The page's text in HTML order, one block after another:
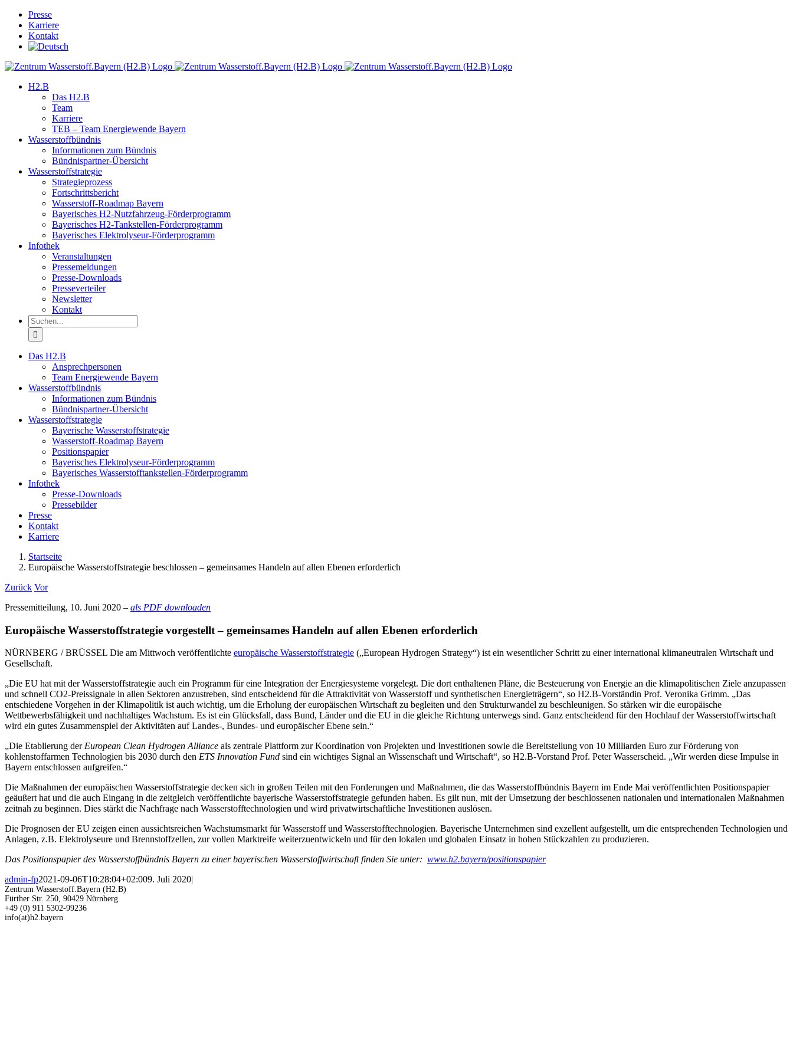
Skip
content
Presse
Karriere
Kontakt
H2.B
Das H2.B
Team
Karriere
TEB – Team Energiewende Bayern
Wasserstoffbündnis
Informationen zum Bündnis
Bündnispartner-Übersicht
Wasserstoffstrategie
Strategieprozess
Fortschrittsbericht
Wasserstoff-Roadmap Bayern
Bayerisches H2-Nutzfahrzeug-Förderprogramm
Bayerisches H2-Tankstellen-Förderprogramm
Bayerisches Elektrolyseur-Förderprogramm
Infothek
Veranstaltungen
Pressemeldungen
Presse-Downloads
Presseverteiler
Newsletter
Kontakt
Suche
nach:
Das H2.B
Ansprechpersonen
Team Energiewende Bayern
Wasserstoffbündnis
Informationen zum Bündnis
Bündnispartner-Übersicht
Wasserstoffstrategie
Bayerische Wasserstoffstrategie
Wasserstoff-Roadmap Bayern
Positionspapier
Bayerisches Elektrolyseur-Förderprogramm
Bayerisches Wasserstofftankstellen-Förderprogramm
Infothek
Presse-Downloads
Pressebilder
Presse
Kontakt
Karriere
Startseite
Europäische Wasserstoffstrategie beschlossen – gemeinsames Handeln auf allen Ebenen erforderlich
Zurück Vor
Pressemitteilung, 10. Juni 2020 – als PDF downloaden
Europäische Wasserstoffstrategie vorgestellt – gemeinsames Handeln auf allen Ebenen erforderlich
NÜRNBERG / BRÜSSEL Die am Mittwoch veröffentlichte europäische Wasserstoffstrategie („European Hydrogen Strategy“) ist ein wesentlicher Schritt zu einer international klimaneutralen Wirtschaft und
Gesellschaft.
„Die EU hat mit der Wasserstoffstrategie auch ein Programm für eine Integration der Energiesysteme vorgelegt. Die dort enthaltenen Pläne, die Besteuerung von Energie an die klimapolitischen Ziele anzupassen
und schnell CO2-Preissignale in allen Sektoren anzustreben, sind entscheidend für die Attraktivität von Wasserstoff und synthetischen Energieträgern“, so H2.B-Vorständin Prof. Veronika Grimm. „Das
entschiedene Vorgehen in der Klimapolitik ist auch wichtig, um die Erholung der europäischen Wirtschaft zu begleiten und den Strukturwandel zu beschleunigen. So stärken wir die europäische
Wettbewerbsfähigkeit und nachhaltiges Wachstum. Es ist ein Glücksfall, dass Bund, Länder und die EU in die gleiche Richtung unterwegs sind. Ganz entscheidend für den Hochlauf der Wasserstoffwirtschaft
wird ein gutes Zusammenspiel der Aktivitäten auf Landes-, Bundes- und europäischer Ebene sein.“
„Die Etablierung derEuropean Clean Hydrogen Alliance als zentrale Plattform zur Koordination von Projekten und Investitionen sowie die Bereitstellung von 10 Milliarden Euro zur Förderung von
kohlenstoffarmen Technologien bis 2030 durch den ETS Innovation Fund sind ein wichtiges Signal an Wissenschaft und Wirtschaft“, so H2.B-Vorstand Prof. Peter Wasserscheid. „Wir werden diese Impulse in
Bayern entschlossen aufgreifen.“
Die Maßnahmen der europäischen Wasserstoffstrategie decken sich in großen Teilen mit den Forderungen und Maßnahmen, die das Wasserstoffbündnis Bayern im Ende Mai veröffentlichten Positionspapier
geäußert hat und die auch Eingang in die zeitgleich veröffentlichte bayerische Wasserstoffstrategie gefunden haben. Es gilt nun, mit der Umsetzung der beschlossenen nationalen und internationalen Maßnahmen
zeitnah zu beginnen. Dies stärkt die Nachfrage nach Wasserstofftechnologien und wird privatwirtschaftliche Investitionen auslösen.
Die Prognosen der EU zeigen einen aussichtsreichen Wachstumsmarkt für Wasserstoff und Wasserstofftechnologien. Bayerische Unternehmen sind exzellent aufgestellt, um die entsprechenden Technologien und
Anlagen, z.B. Elektrolyseure und Brennstoffzellen, zur vollen Marktreife weiterzuentwickeln und für den lokalen und globalen Einsatz in hohen Stückzahlen zu produzieren.
Das Positionspapier des Wasserstoffbündnis Bayern zu einer bayerischen Wasserstoffwirtschaft finden Sie unter: www.h2.bayern/positionspapier
admin-fp2021-09-06T10:28:04+02:009. Juli 2020|
Zentrum Wasserstoff.Bayern (H2.B)
Fürther Str. 250, 90429 Nürnberg
+49 (0) 911 5302-99236
info(at)h2.bayern